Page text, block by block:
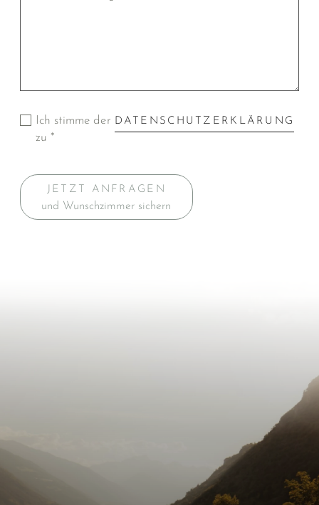
Ich stimme der DATENSCHUTZERKLÄRUNG
zu *
JETZT ANFRAGEN
und Wunschzimmer sichern